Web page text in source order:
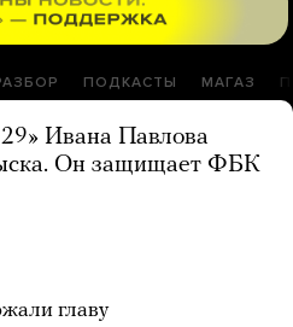
ПОДКАСТЫ МАГАЗ
Ивана Павлова
Он защищает ФБК
главу